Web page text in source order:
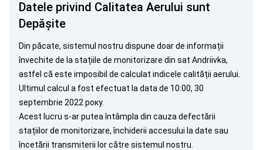
Datele privind Calitatea Aerului sunt
Depășite
Din păcate, sistemul nostru dispune doar de informații
învechite de la stațiile de monitorizare din sat Andriivka,
astfel că este imposibil de calculat indicele calității aerului.
Ultimul calcul a fost efectuat la data de 10:00, 30
septembrie 2022 року.
Acest lucru s-ar putea întâmpla din cauza defectării
stațiilor de monitorizare, închiderii accesului la date sau
încetării transmiterii lor către sistemul nostru.